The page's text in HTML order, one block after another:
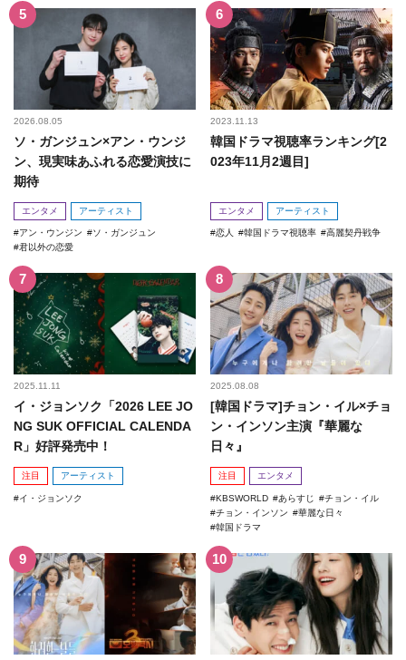
2026.08.05
ソ・ガンジュン×アン・ウンジ
ン、現実味あふれる恋愛演技に
期待
エンタメ アーティスト
アン・ウンジン
ソ・ガンジュン
君以外の恋愛
2023.11.13
韓国ドラマ視聴率ランキング[2
023年11月2週目]
エンタメ アーティスト
恋人 韓国ドラマ視聴率 高麗契丹戦争
2025.11.11
イ・ジョンソク「2026 LEE JO
NG SUK OFFICIAL CALENDA
R」好評発売中！
注目 アーティスト
イ・ジョンソク
2025.08.08
[韓国ドラマ]チョン・イル×チョ
ン・インソン主演『華麗な
日々』
注目 エンタメ
KBSWORLD あらすじ
チョン・イル
チョン・インソン
華麗な日々
韓国ドラマ